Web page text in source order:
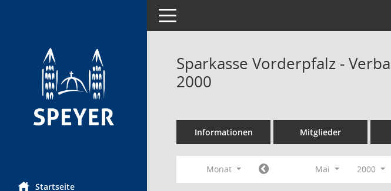
Startseite
Toggle navigation
Sparkasse Vorderpfalz -
2000
Informationen Mitglieder
Monat Mai 2000